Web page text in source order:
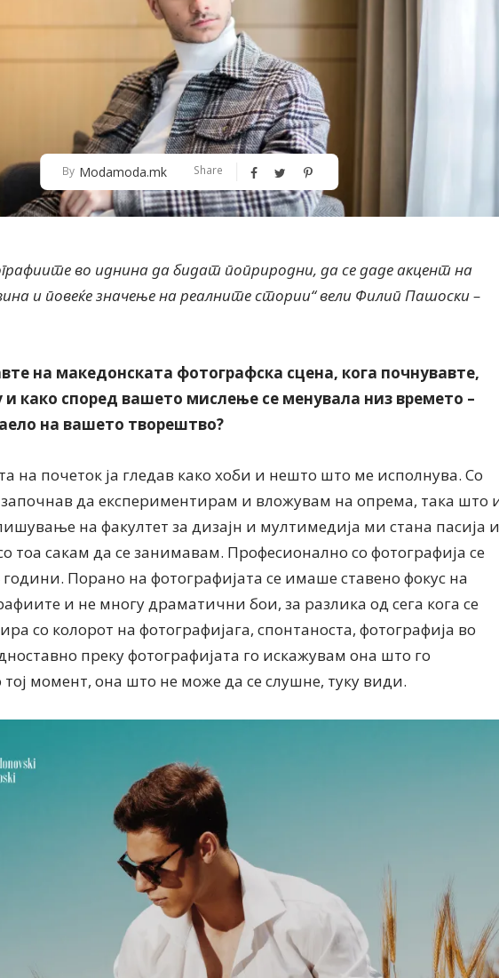
By Modamoda.mk Share
во иднина да бидат поприродни, да се даде акцент на
и повеќе значење на реалните стории“ вели Филип Пашоски –
на македонската фотографска сцена, кога почнувавте,
и како според вашето мислење се менувала низ времето –
на вашето творештво?
на почеток ја гледав како хоби и нешто што ме исполнува. Со
започнав да експериментирам и вложувам на опрема, така што
на факултет за дизајн и мултимедија ми стана пасија и
тоа сакам да се занимавам. Професионално со фотографија се
Порано на фотографијата се имаше ставено фокус на
и не многу драматични бои, за разлика од сега кога се
со колорот на фотографијага, спонтаноста, фотографија во
преку фотографијата го искажувам она што го
тој момент, она што не може да се слушне, туку види.
Алшар – модна ревија на Expo
30
Филигрански обетки
Антовска за МодаМода
МодаМода со
Ристовски Принц